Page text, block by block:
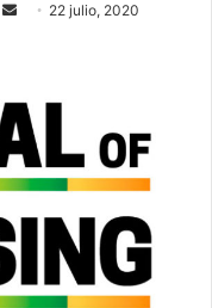
a
n
e
l
22 julio, 2020